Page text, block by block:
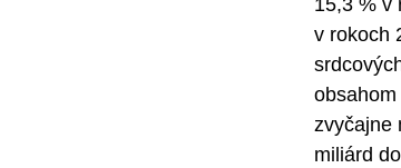
v rokoch
zvyčajne
miliárd